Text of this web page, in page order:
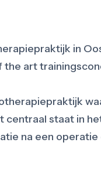
in
art
staat in
na een